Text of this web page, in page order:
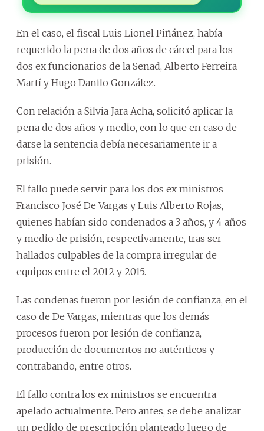
En el caso, el fiscal Luis Lionel Piñánez, había
requerido la pena de dos años de cárcel para los
dos ex funcionarios de la Senad, Alberto Ferreira
Martí y Hugo Danilo González.
Con relación a Silvia Jara Acha, solicitó aplicar la
pena de dos años y medio, con lo que en caso de
darse la sentencia debía necesariamente ir a
prisión.
El fallo puede servir para los dos ex ministros
Francisco José De Vargas y Luis Alberto Rojas,
quienes habían sido condenados a 3 años, y 4 años
y medio de prisión, respectivamente, tras ser
hallados culpables de la compra irregular de
equipos entre el 2012 y 2015.
Las condenas fueron por lesión de confianza, en el
caso de De Vargas, mientras que los demás
procesos fueron por lesión de confianza,
producción de documentos no auténticos y
contrabando, entre otros.
El fallo contra los ex ministros se encuentra
apelado actualmente. Pero antes, se debe analizar
un pedido de prescripción planteado luego de